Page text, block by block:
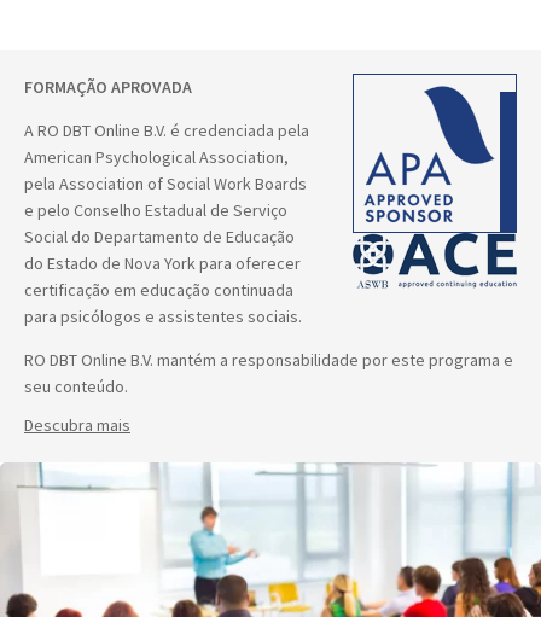
FORMAÇÃO APROVADA
A RO DBT Online B.V. é credenciada pela
American Psychological Association,
pela Association of Social Work Boards
e pelo Conselho Estadual de Serviço
Social do Departamento de Educação
do Estado de Nova York para oferecer
certificação em educação continuada
para psicólogos e assistentes sociais.
RO DBT Online B.V. mantém a responsabilidade por este programa e
seu conteúdo.
Descubra mais